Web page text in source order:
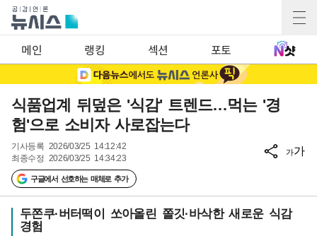
메인 랭킹 섹션 포토
식품업계 뒤덮은 '식감' 트렌드…먹는 '경
험'으로 소비자 사로잡는다
기사등록 2026/03/25 14:12:42
최종수정 2026/03/25 14:34:23
구글에서 선호하는 매체로 추가
가가
두쫀쿠·버터떡이 쏘아올린 쫄깃·바삭한 새로운 식감
경험